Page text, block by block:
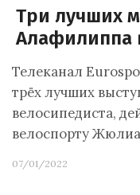
Три лучших
Алафилиппа
Телеканал
трёх лучших
велосипедиста,
велоспорту
07/01/2022